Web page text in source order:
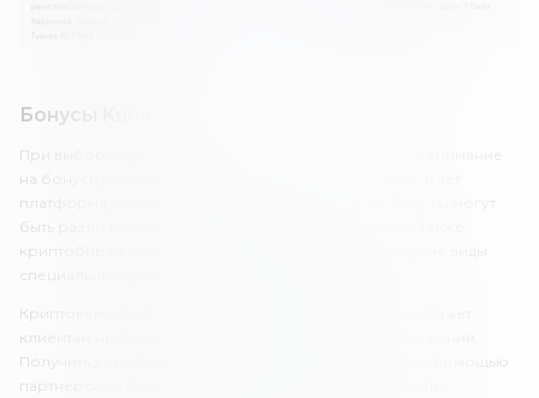
Бонусы Kuna
При выборе криптовалютной биржи стоит обратить внимание
на бонусную политику. Чем больше бонусов предлагает
платформа, тем выгоднее будет с ней работать. Бонусы могут
быть различными – депозитными, бездепозитными. Также
криптобиржа может предоставлять кэшбек или другие виды
специальных предложений.
Криптовалютная биржа Kuna, к сожалению, не предлагает
клиентам никаких бонусов или специальных предложений.
Получить дополнительный доход ты можешь только с помощью
партнерской программы. Трейдеры могут приглашать